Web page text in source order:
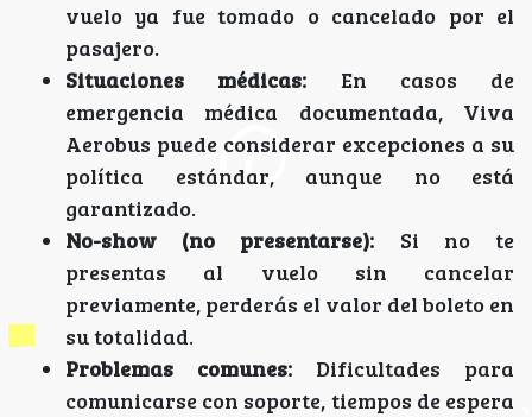
vuelo ya fue tomado o cancelado por el
pasajero.
Situaciones médicas: En casos de
emergencia médica documentada, Viva
Aerobus puede considerar excepciones a su
política estándar, aunque no está
garantizado.
No-show (no presentarse): Si no te
presentas al vuelo sin cancelar
previamente, perderás el valor del boleto en
su totalidad.
Problemas comunes: Dificultades para
comunicarse con soporte, tiempos de espera